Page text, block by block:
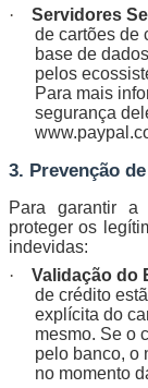
·
Servidores
de cartões de
base de
pelos
Para mais
segurança
3. Prevenção
Para garantir a
proteger os
indevidas:
·
Validação do
de crédito
explícita do
mesmo. Se o
pelo banco, o
no momento